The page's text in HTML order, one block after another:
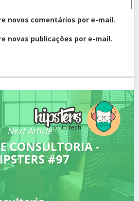
novos comentários por e-mail.
novas publicações por e-mail.
Next Article
CONSULTORIA -
#97